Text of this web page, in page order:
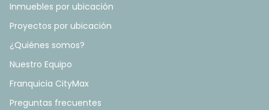
Inmuebles por ubicación
Proyectos por ubicación
¿Quiénes somos?
Nuestro Equipo
Franquicia CityMax
Preguntas frecuentes